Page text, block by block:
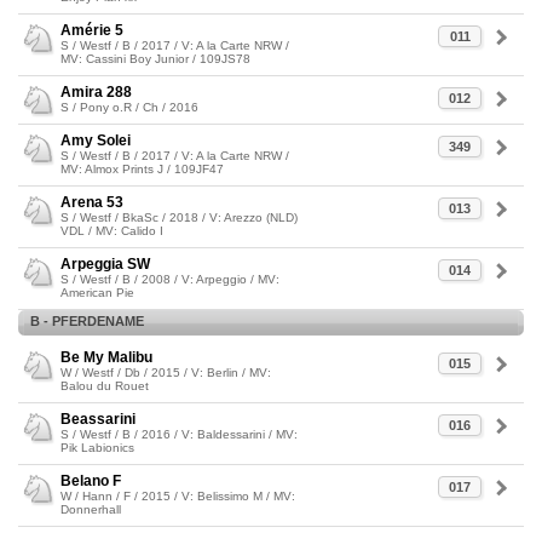
011
Amérie 5
S / Westf / B / 2017 / V: A la Carte NRW /
MV: Cassini Boy Junior / 109JS78
012
Amira 288
S / Pony o.R / Ch / 2016
349
Amy Solei
S / Westf / B / 2017 / V: A la Carte NRW /
MV: Almox Prints J / 109JF47
013
Arena 53
S / Westf / BkaSc / 2018 / V: Arezzo (NLD)
VDL / MV: Calido I
014
Arpeggia SW
S / Westf / B / 2008 / V: Arpeggio / MV:
American Pie
B - PFERDENAME
015
Be My Malibu
W / Westf / Db / 2015 / V: Berlin / MV:
Balou du Rouet
016
Beassarini
S / Westf / B / 2016 / V: Baldessarini / MV:
Pik Labionics
017
Belano F
W / Hann / F / 2015 / V: Belissimo M / MV:
Donnerhall